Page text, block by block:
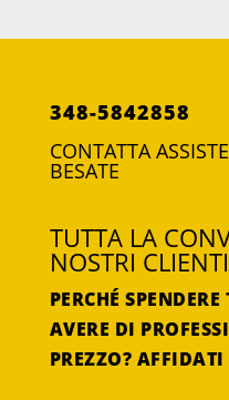
348-5842858
CONTATTA
BESATE
TUTTA LA
NOSTRI CLIENTI
PERCHÉ
AVERE DI
PREZZO? AFFIDATI